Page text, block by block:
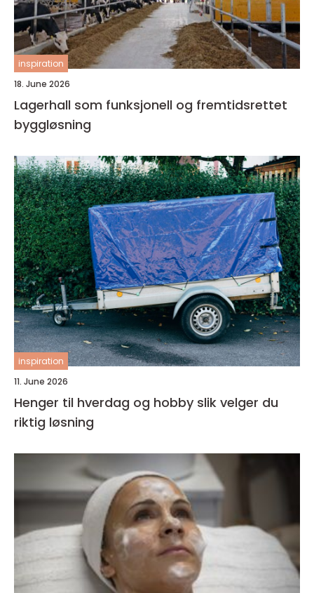
inspiration
18. June 2026
Lagerhall som funksjonell og fremtidsrettet
byggløsning
inspiration
11. June 2026
Henger til hverdag og hobby slik velger du
riktig løsning